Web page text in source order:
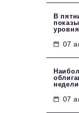
В
07
07